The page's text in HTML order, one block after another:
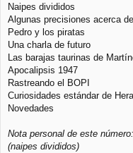
Naipes divididos
Algunas precisiones acerca
Pedro y los piratas
Una charla de futuro
Las barajas taurinas de
Apocalipsis 1947
Rastreando el BOPI
Curiosidades estándar de
Novedades
Nota personal de este
(naipes divididos)